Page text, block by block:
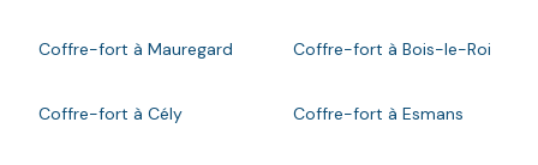
Coffre-fort à Mauregard Coffre-fort à Bois-le-Roi
Coffre-fort à Cély Coffre-fort à Esmans